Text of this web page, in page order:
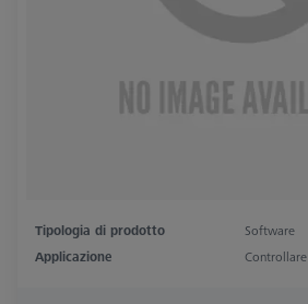
Tipologia di prodotto
Software
Applicazione
Controllare